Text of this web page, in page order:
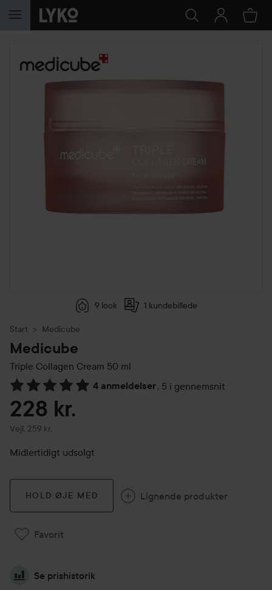
GÅ TIL INDHOLD
9 look 1 kundebillede
Start Medicube
Medicube
Triple Collagen Cream 50 ml
4 anmeldelser, 5 i gennemsnit
Gå til Anmeldelser & kommentarer
228 kr.
Vejl. 259 kr.
Vejledende pris 259 kr.
Midlertidigt udsolgt
HOLD ØJE MED Lignende produkter
Favorit
Se prishistorik